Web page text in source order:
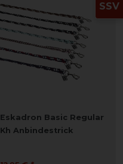
Eskadron Basic Regular
Kh Anbindestrick
SSV